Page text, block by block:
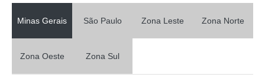
Minas Gerais São Paulo Zona Leste Zona Norte
Zona Oeste Zona Sul